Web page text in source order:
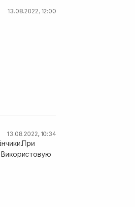
13.08.2022, 12:00
13.08.2022, 10:34
Використовую